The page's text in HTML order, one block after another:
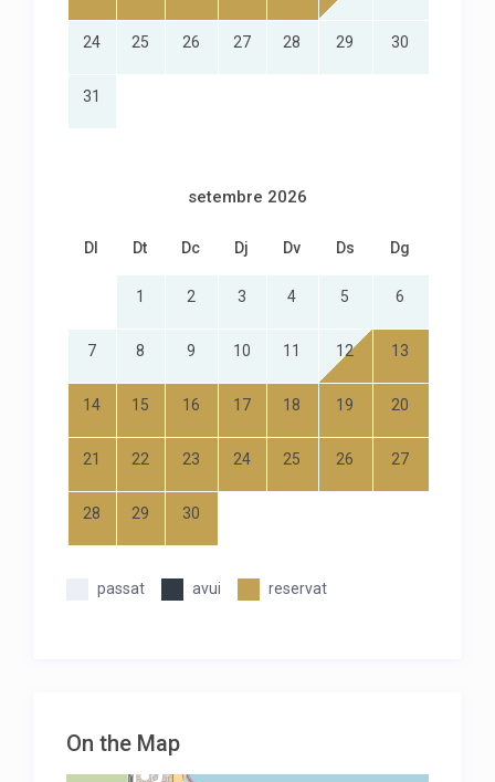
24 25 26 27 28 29 30
31
setembre 2026
Dl Dt Dc Dj Dv Ds Dg
1 2 3 4 5 6
7 8 9 10 11 12 13
14 15 16 17 18 19 20
21 22 23 24 25 26 27
28 29 30
passat avui reservat
On the Map